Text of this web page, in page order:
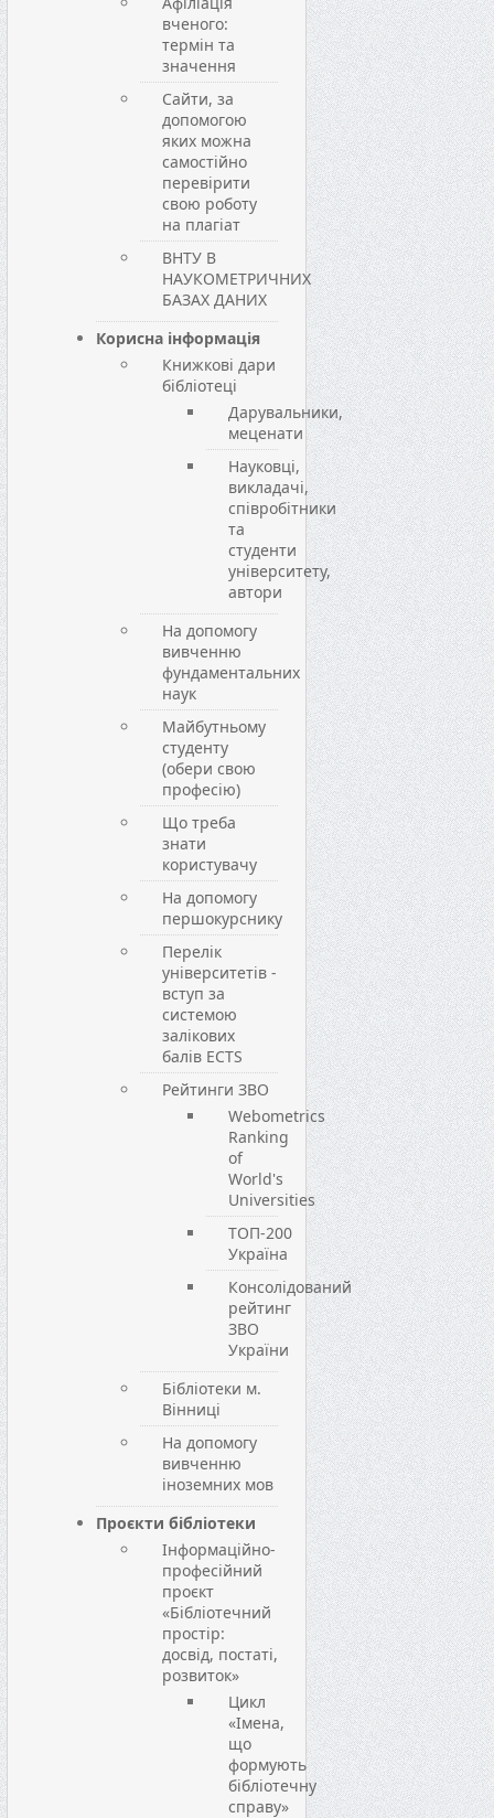
вченого:
термін та
значення
Сайти, за
допомогою
яких можна
самостійно
перевірити
свою роботу
на плагіат
ВНТУ В
НАУКОМЕТРИЧНИХ
БАЗАХ ДАНИХ
Корисна інформація
Книжкові дари
бібліотеці
Дарувальники,
меценати
Науковці,
викладачі,
співробітники
та
студенти
університету,
автори
На допомогу
вивченню
фундаментальних
наук
Майбутньому
студенту
(обери свою
професію)
Що треба
знати
користувачу
На допомогу
першокурснику
Перелік
університетів -
вступ за
системою
залікових
балів ECTS
Рейтинги ЗВО
Webometrics
Ranking
of
World's
Universities
ТОП-200
Україна
Консолідований
рейтинг
ЗВО
України
Бібліотеки м.
Вінниці
На допомогу
вивченню
іноземних мов
Проєкти бібліотеки
Інформаційно-
професійний
проєкт
«Бібліотечний
простір:
досвід, постаті,
розвиток»
Цикл
«Імена,
що
формують
бібліотечну
справу»